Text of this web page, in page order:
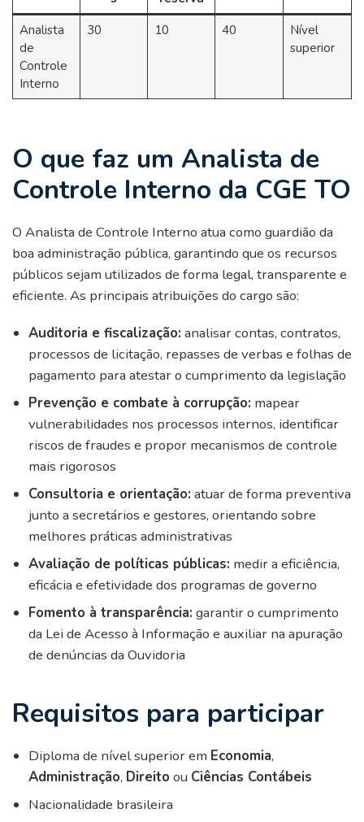
Analista
de
Controle
Interno
30 10 40
Nível
superior
O que faz um Analista de
Controle Interno da CGE TO
O Analista de Controle Interno atua como guardião da
boa administração pública, garantindo que os recursos
públicos sejam utilizados de forma legal, transparente e
eficiente. As principais atribuições do cargo são:
Auditoria e fiscalização: analisar contas, contratos,
processos de licitação, repasses de verbas e folhas de
pagamento para atestar o cumprimento da legislação
Prevenção e combate à corrupção: mapear
vulnerabilidades nos processos internos, identificar
riscos de fraudes e propor mecanismos de controle
mais rigorosos
Consultoria e orientação: atuar de forma preventiva
junto a secretários e gestores, orientando sobre
melhores práticas administrativas
Avaliação de políticas públicas: medir a eficiência,
eficácia e efetividade dos programas de governo
Fomento à transparência: garantir o cumprimento
da Lei de Acesso à Informação e auxiliar na apuração
de denúncias da Ouvidoria
Requisitos para participar
Diploma de nível superior em Economia,
Administração, Direito ou Ciências Contábeis
Nacionalidade brasileira